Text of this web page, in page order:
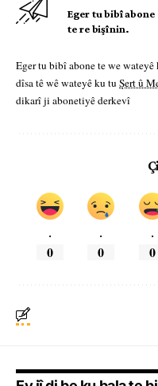
Eger tu bibî
te re bişînin.
Eger tu bibî abone te we wateyê
dîsa tê wê wateyê ku tu Şert û
dikarî ji abonetiyê derkevî
.
0
.
0
.
0